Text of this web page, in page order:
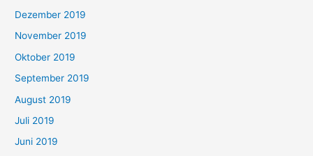
Dezember 2019
November 2019
Oktober 2019
September 2019
August 2019
Juli 2019
Juni 2019